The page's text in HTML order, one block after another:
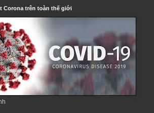
Corona trên toàn thế giới